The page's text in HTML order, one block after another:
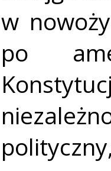
w
po